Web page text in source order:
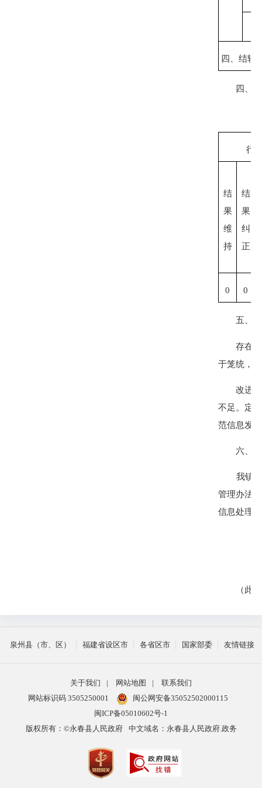
四、结转
四、政
行
结
果
维
持
结
果
纠
正
0 0
五、存
存在
于笼统，
改进
不足。定
范信息发
六、
我镇严
管理办法>
信息处理
（此
泉州县（市、区） 福建省设区市 各省区市 国家部委 友情链接
关于我们 | 网站地图 |
联系我们
网站标识码 3505250001
闽公网安备35052502000115
闽ICP备05010602号-1
版权所有：©永春县人民政府
中文域名：永春县人民政府.政务